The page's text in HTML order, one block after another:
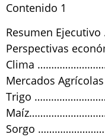
Contenido 1
Resumen
Perspectivas
Clima
Mercados
Trigo
Sorgo